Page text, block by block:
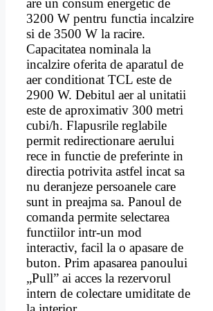
are un consum energetic de
3200 W pentru functia incalzire
si de 3500 W la racire.
Capacitatea nominala la
incalzire oferita de aparatul de
aer conditionat TCL este de
2900 W. Debitul aer al unitatii
este de aproximativ 300 metri
cubi/h. Flapusrile reglabile
permit redirectionare aerului
rece in functie de preferinte in
directia potrivita astfel incat sa
nu deranjeze persoanele care
sunt in preajma sa. Panoul de
comanda permite selectarea
functiilor intr-un mod
interactiv, facil la o apasare de
buton. Prim apasarea panoului
„Pull” ai acces la rezervorul
intern de colectare umiditate de